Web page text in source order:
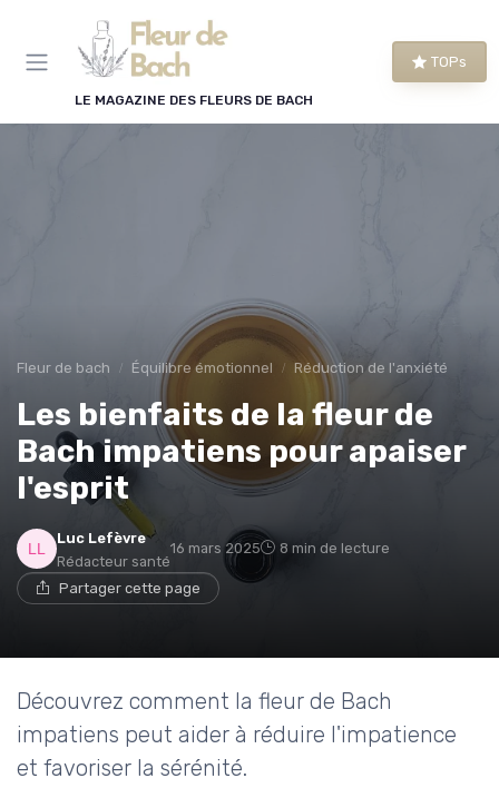
LE MAGAZINE DES FLEURS DE BACH
TOPs
Fleur de bach Équilibre émotionnel Réduction de l'anxiété
Les bienfaits de la fleur de
Bach impatiens pour apaiser
l'esprit
Luc Lefèvre
Rédacteur santé
16 mars 2025 8 min de lecture
Partager cette page
Découvrez comment la fleur de Bach
impatiens peut aider à réduire l'impatience
et favoriser la sérénité.